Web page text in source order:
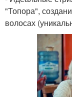
"Топора",
волосах